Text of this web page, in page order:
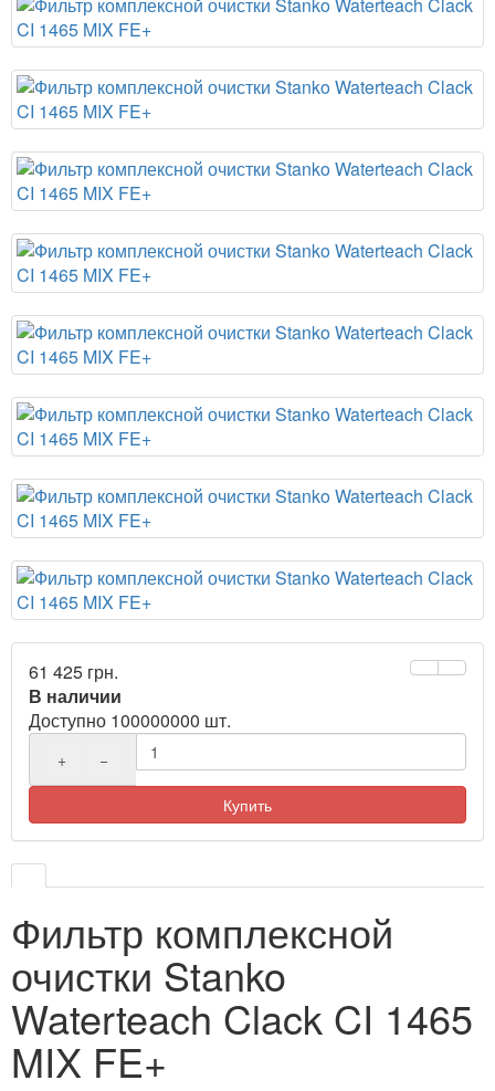
61 425 грн.
В наличии
Доступно 100000000 шт.
+ −
Купить
Фильтр комплексной
очистки Stanko
Waterteach Clack CI 1465
MIX FE+